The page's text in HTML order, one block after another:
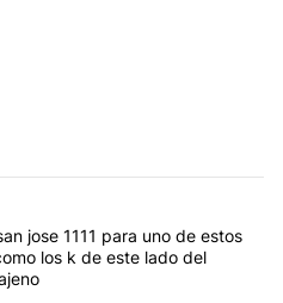
jose 1111 para uno de estos
los k de este lado del